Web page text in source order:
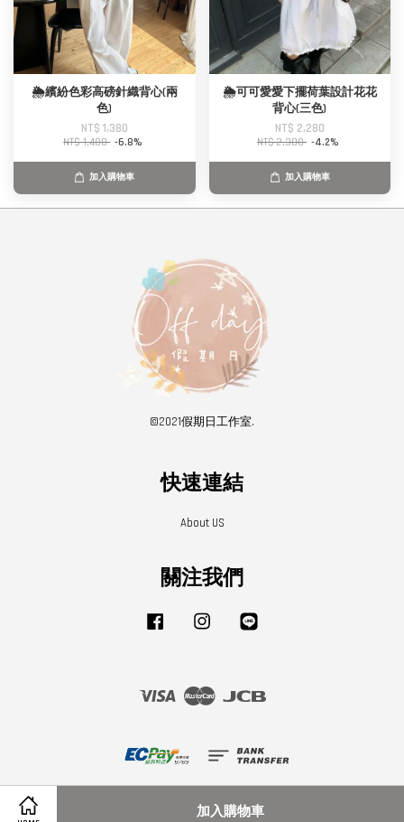
加入購物車
🌦️繽紛色彩高磅針織背心(兩
色)
NT$ 1,380
NT$ 1,480 -6.8%
加入購物車
🌦️可可愛愛下擺荷葉設計花花
背心(三色)
NT$ 2,280
NT$ 2,380 -4.2%
加入購物車
©2021假期日工作室.
快速連結
About US
關注我們
Facebook Instagram
Visa Master